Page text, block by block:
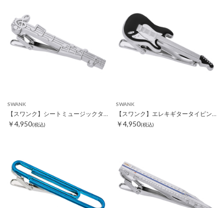
SWANK
￥4,950(税込)
SWANK
￥4,950(税込)